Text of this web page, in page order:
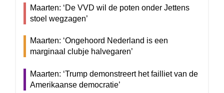
Maarten: ‘De VVD wil de poten onder Jettens
stoel wegzagen’
Maarten: ‘Ongehoord Nederland is een
marginaal clubje halvegaren’
Maarten: ‘Trump demonstreert het failliet van de
Amerikaanse democratie’